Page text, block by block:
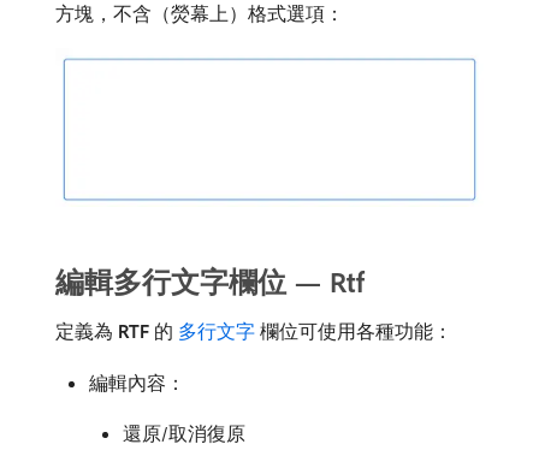
方塊，不含（熒幕上）格式選項：
編輯多行文字欄位 — Rtf
定義為​ RTF ​的​ 多行文字 ​欄位可使用各種功能：
編輯內容：
還原/取消復原